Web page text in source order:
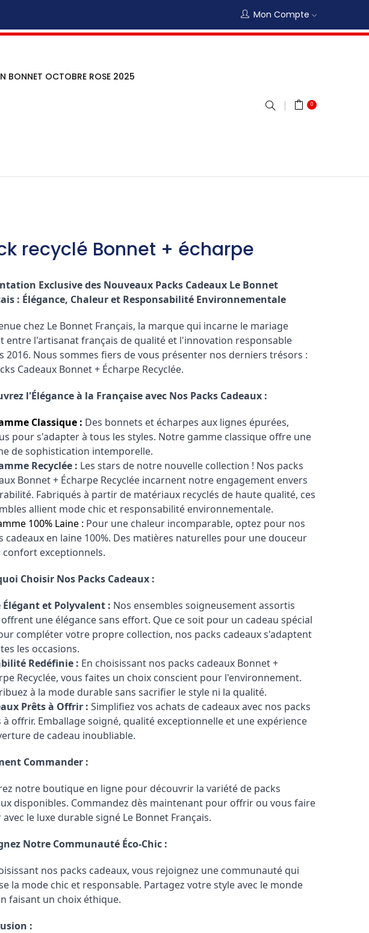
Mon Compte
BONNET OCTOBRE ROSE 2025
0
recyclé Bonnet + écharpe
Exclusive des Nouveaux Packs Cadeaux Le Bonnet
: Élégance, Chaleur et Responsabilité Environnementale
chez Le Bonnet Français, la marque qui incarne le mariage
entre l'artisanat français de qualité et l'innovation responsable
2016. Nous sommes fiers de vous présenter nos derniers trésors :
Cadeaux Bonnet + Écharpe Recyclée.
l'Élégance à la Française avec Nos Packs Cadeaux :
Classique : Des bonnets et écharpes aux lignes épurées,
pour s'adapter à tous les styles. Notre gamme classique offre une
de sophistication intemporelle.
Recyclée : Les stars de notre nouvelle collection ! Nos packs
Bonnet + Écharpe Recyclée incarnent notre engagement envers
Fabriqués à partir de matériaux recyclés de haute qualité, ces
allient mode chic et responsabilité environnementale.
100% Laine : Pour une chaleur incomparable, optez pour nos
cadeaux en laine 100%. Des matières naturelles pour une douceur
confort exceptionnels.
Choisir Nos Packs Cadeaux :
Élégant et Polyvalent : Nos ensembles soigneusement assortis
une élégance sans effort. Que ce soit pour un cadeau spécial
compléter votre propre collection, nos packs cadeaux s'adaptent
les occasions.
Redéfinie : En choisissant nos packs cadeaux Bonnet +
Recyclée, vous faites un choix conscient pour l'environnement.
à la mode durable sans sacrifier le style ni la qualité.
Prêts à Offrir : Simplifiez vos achats de cadeaux avec nos packs
à offrir. Emballage soigné, qualité exceptionnelle et une expérience
de cadeau inoubliable.
Commander :
notre boutique en ligne pour découvrir la variété de packs
disponibles. Commandez dès maintenant pour offrir ou vous faire
avec le luxe durable signé Le Bonnet Français.
Notre Communauté Éco-Chic :
nos packs cadeaux, vous rejoignez une communauté qui
la mode chic et responsable. Partagez votre style avec le monde
faisant un choix éthique.
: